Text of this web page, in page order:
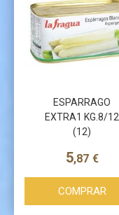
ESPARRAGO
EXTRA1 KG.8/12
(12)
5,87 €
COMPRAR
Más info